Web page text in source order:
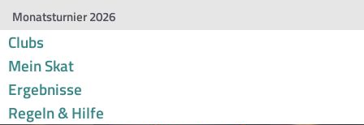
Monatsturnier 2026
Clubs
Mein Skat
Ergebnisse
Regeln & Hilfe